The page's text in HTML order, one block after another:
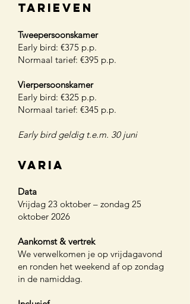
​Tarieven
Tweepersoonskamer
Early bird: €375 p.p.
Normaal tarief: €395 p.p.
Vierpersoonskamer
Early bird: €325 p.p.
Normaal tarief: €345 p.p.
Early bird geldig t.e.m. 30 juni
varia
Data
Vrijdag 23 oktober – zondag 25
oktober 2026
Aankomst & vertrek
We verwelkomen je op vrijdagavond
en ronden het weekend af op zondag
in de namiddag.